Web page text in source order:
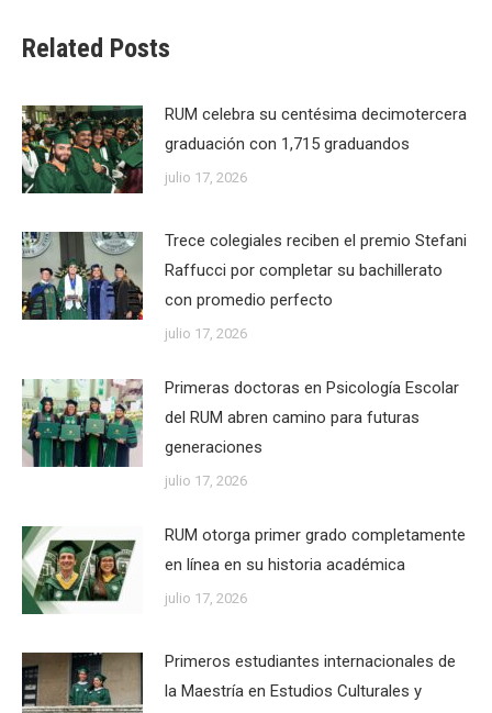
Related Posts
RUM celebra su centésima decimotercera
graduación con 1,715 graduandos
julio 17, 2026
Trece colegiales reciben el premio Stefani
Raffucci por completar su bachillerato
con promedio perfecto
julio 17, 2026
Primeras doctoras en Psicología Escolar
del RUM abren camino para futuras
generaciones
julio 17, 2026
RUM otorga primer grado completamente
en línea en su historia académica
julio 17, 2026
Primeros estudiantes internacionales de
la Maestría en Estudios Culturales y